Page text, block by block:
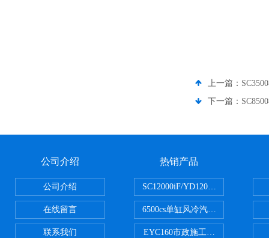
上一篇：
下一篇：
公司介绍
公司介绍
在线留言
联系我们
热销产品
SC12000iF/YD12000大疆T30用
6500cs单缸风冷汽油发电机小型
EYC160市政施工用路面切割机配